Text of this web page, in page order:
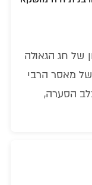
של חג הגאולה
של מאסר הרבי
הסערה,